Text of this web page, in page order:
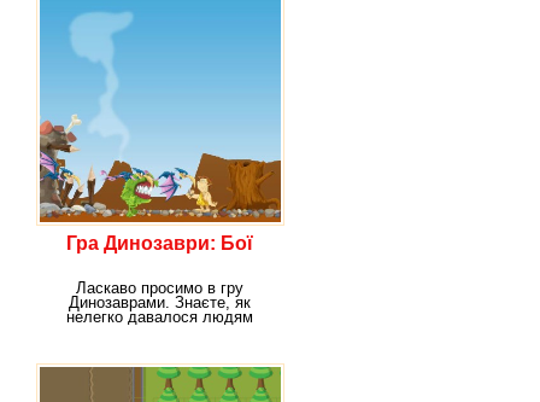
Гра Динозаври: Бої
Ласкаво просимо в гру
Динозаврами. Знаєте, як
нелегко давалося людям